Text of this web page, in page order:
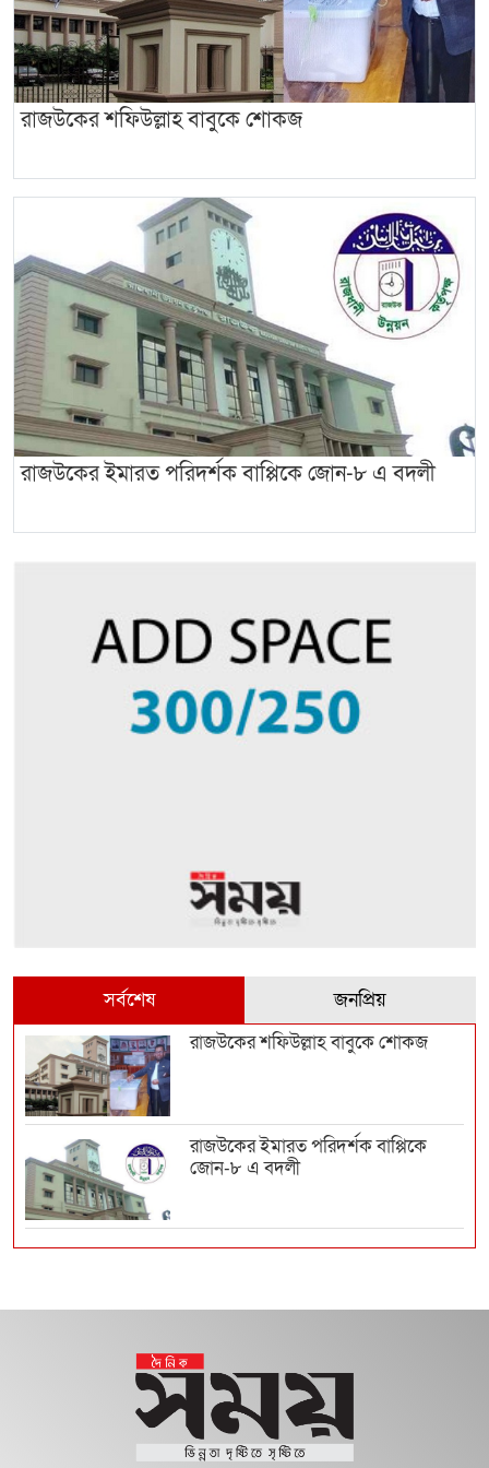
রাজউকের শফিউল্লাহ বাবুকে শোকজ
রাজউকের ইমারত পরিদর্শক বাপ্পিকে জোন-৮ এ বদলী
সর্বশেষ
জনপ্রিয়
রাজউকের শফিউল্লাহ বাবুকে শোকজ
রাজউকের ইমারত পরিদর্শক বাপ্পিকে
জোন-৮ এ বদলী